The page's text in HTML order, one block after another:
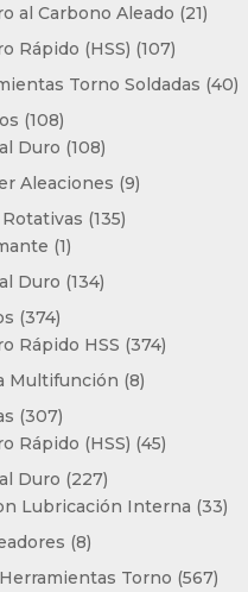
productos
al Carbono Aleado 2121
Rápido (HSS) 107107
productos
Torno Soldadas 4040
108108
productos
Duro 108108
productos
Aleaciones 99
135135
11
producto
Duro 134134
374374
productos
Rápido HSS 374374
Multifunción 88
307307
productos
Rápido (HSS) 4545
Duro 227227
productos
Lubricación Interna 3333
88
productos
Torno 567567